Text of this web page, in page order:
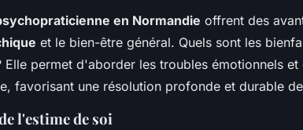
en Normandie offrent des
et le bien-être général. Quels sont les
Elle permet d'aborder les troubles émotionnels
favorisant une résolution profonde et durable
l'estime de soi